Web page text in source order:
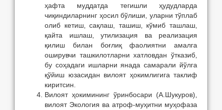
ҳафта муддатда тегишли ҳудудларда
чиқиндиларнинг ҳосил бўлиши, уларни тўплаб
олиб кетиш, сақлаш, ташиш, кўмиб ташлаш,
қайта ишлаш, утилизация ва реализация
қилиш билан боғлиқ фаолиятни амалга
оширувчи ташкилотларни хатловдан ўтказиб,
бу соҳадаги ишларни янада самарали йўлга
қўйиш юзасидан вилоят ҳокимлигига таклиф
киритсин.
Вилоят ҳокимининг ўринбосари (А.Шукуров),
вилоят Экология ва атроф-муҳитни муҳофаза